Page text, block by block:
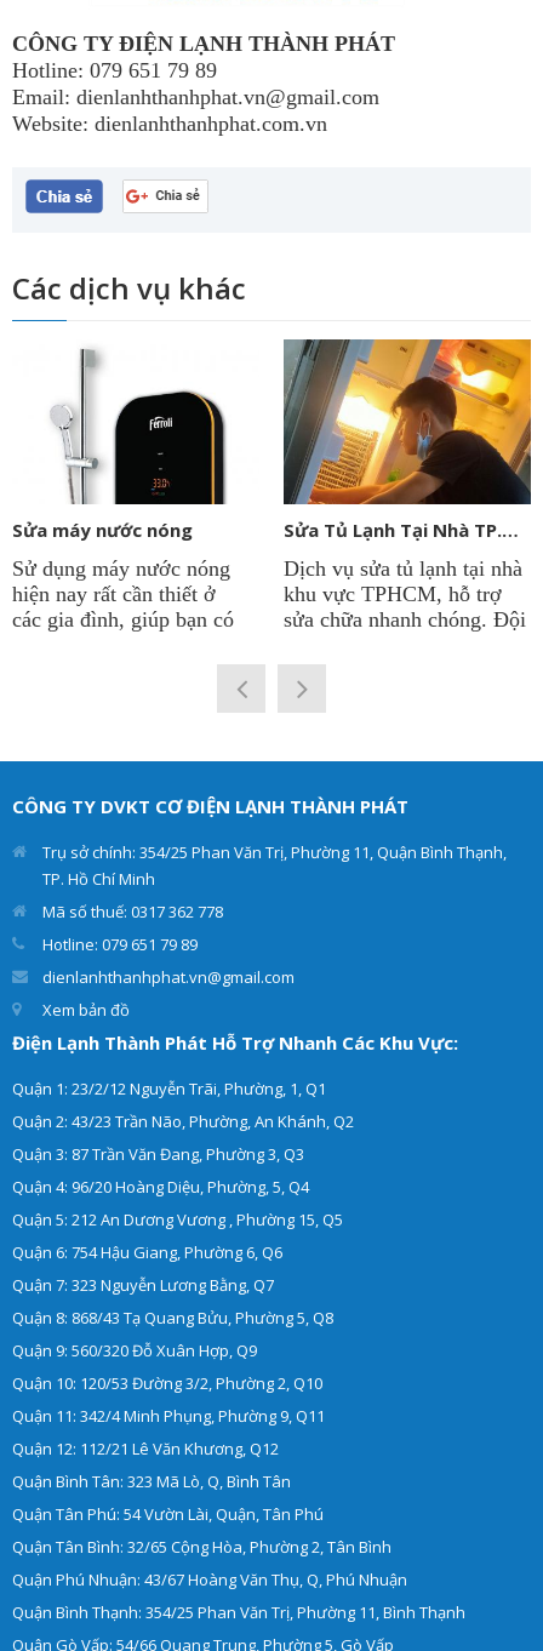
CÔNG TY ĐIỆN LẠNH THÀNH PHÁT
Hotline: 079 651 79 89
Email: dienlanhthanhphat.vn@gmail.com
Website: dienlanhthanhphat.com.vn
Các dịch vụ khác
Sửa máy nước nóng
Sử dụng máy nước nóng
hiện nay rất cần thiết ở
các gia đình, giúp bạn có
quanh năm để phục vụ cho
sinh hoạt. Vì thế việc máy
vụ sửa máy nước nóng các
loại như: máy nước nóng
trực tiếp, máy nước nóng
gián tiếp tại nhà.
Sửa Tủ Lạnh Tại Nhà TP.HCM
Dịch vụ sửa tủ lạnh tại nhà
khu vực TPHCM, hỗ trợ
sửa chữa nhanh chóng. Đội
lạnh tại công ty
Thành Phát
nhất. Giúp cho tủ lạnh
hiệu quả và an toàn.
CÔNG TY DVKT CƠ ĐIỆN LẠNH THÀNH PHÁT
Trụ sở chính: 354/25 Phan Văn Trị, Phường 11, Quận Bình Thạnh,
TP. Hồ Chí Minh
Mã số thuế: 0317 362 778
Hotline: 079 651 79 89
dienlanhthanhphat.vn@gmail.com
Xem bản đồ
Điện Lạnh Thành Phát Hỗ Trợ Nhanh Các Khu Vực:
Quận 1: 23/2/12 Nguyễn Trãi, Phường, 1, Q1
Quận 2: 43/23 Trần Não, Phường, An Khánh, Q2
Quận 3: 87 Trần Văn Đang, Phường 3, Q3
Quận 4: 96/20 Hoàng Diệu, Phường, 5, Q4
Quận 5: 212 An Dương Vương , Phường 15, Q5
Quận 6: 754 Hậu Giang, Phường 6, Q6
Quận 7: 323 Nguyễn Lương Bằng, Q7
Quận 8: 868/43 Tạ Quang Bửu, Phường 5, Q8
Quận 9: 560/320 Đỗ Xuân Hợp, Q9
Quận 10: 120/53 Đường 3/2, Phường 2, Q10
Quận 11: 342/4 Minh Phụng, Phường 9, Q11
Quận 12: 112/21 Lê Văn Khương, Q12
Quận Bình Tân: 323 Mã Lò, Q, Bình Tân
Quận Tân Phú: 54 Vườn Lài, Quận, Tân Phú
Quận Tân Bình: 32/65 Cộng Hòa, Phường 2, Tân Bình
Quận Phú Nhuận: 43/67 Hoàng Văn Thụ, Q, Phú Nhuận
Quận Bình Thạnh: 354/25 Phan Văn Trị, Phường 11, Bình Thạnh
Quận Gò Vấp: 54/66 Quang Trung, Phường 5, Gò Vấp